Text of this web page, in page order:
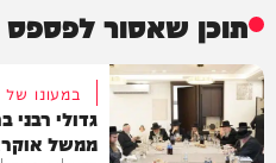
תוכן שאסור לפספס
במעונו
גדולי
ממשל